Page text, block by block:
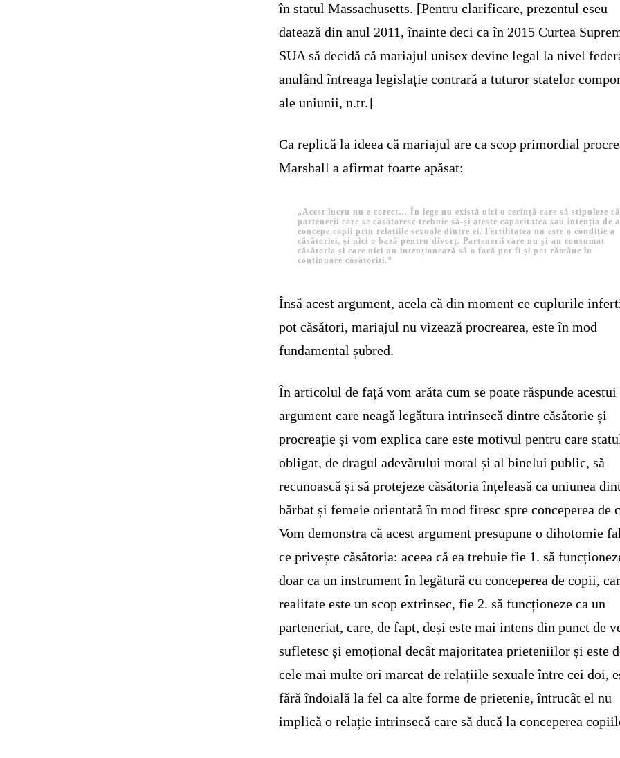
în statul Massachusetts. [Pentru clarificare, prezentul eseu
datează din anul 2011, înainte deci ca în 2015 Curtea
SUA să decidă că mariajul unisex devine legal la nivel
anulând întreaga legislație contrară a tuturor statelor
ale uniunii, n.tr.]
Ca replică la ideea că mariajul are ca scop primordial
Marshall a afirmat foarte apăsat:
„Acest lucru nu e corect… În lege nu există nici o cerință care să stipuleze că
partenerii care se căsătoresc trebuie să-și ateste capacitatea sau intenția de a
concepe copii prin relațiile sexuale dintre ei. Fertilitatea nu este o condiție a
căsătoriei, și nici o bază pentru divorț. Partenerii care nu și-au consumat
căsătoria și care nici nu intenționează să o facă pot fi și pot rămâne în
continuare căsătoriți.”
Însă acest argument, acela că din moment ce cuplurile
pot căsători, mariajul nu vizează procrearea, este în mod
fundamental șubred.
În articolul de față vom arăta cum se poate răspunde acestui
argument care neagă legătura intrinsecă dintre căsătorie și
procreație și vom explica care este motivul pentru care
obligat, de dragul adevărului moral și al binelui public, să
recunoască și să protejeze căsătoria înțeleasă ca uniunea
bărbat și femeie orientată în mod firesc spre conceperea de
Vom demonstra că acest argument presupune o dihotomie
ce privește căsătoria: aceea că ea trebuie fie 1. să
doar ca un instrument în legătură cu conceperea de copii,
realitate este un scop extrinsec, fie 2. să funcționeze ca un
parteneriat, care, de fapt, deși este mai intens din punct de
sufletesc și emoțional decât majoritatea prieteniilor și este
cele mai multe ori marcat de relațiile sexuale între cei doi,
fără îndoială la fel ca alte forme de prietenie, întrucât el nu
implică o relație intrinsecă care să ducă la conceperea